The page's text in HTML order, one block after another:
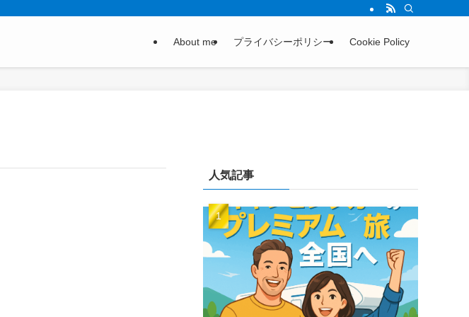
About me プライバシーポリシー Cookie Policy
人気記事